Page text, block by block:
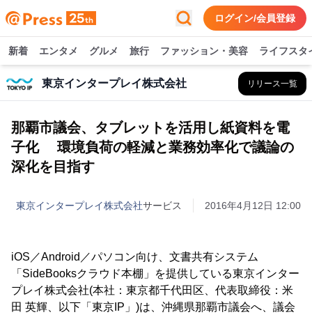
ログイン/会員登録
新着 エンタメ グルメ 旅行 ファッション・美容 ライフスタ
東京インタープレイ株式会社 リリース一覧
那覇市議会、タブレットを活用し紙資料を電
子化 環境負荷の軽減と業務効率化で議論の
深化を目指す
東京インタープレイ株式会社サービス 2016年4月12日 12:00
iOS／Android／パソコン向け、文書共有システム
「SideBooksクラウド本棚」を提供している東京インター
プレイ株式会社(本社：東京都千代田区、代表取締役：米
田 英輝、以下「東京IP」)は、沖縄県那覇市議会へ、議会